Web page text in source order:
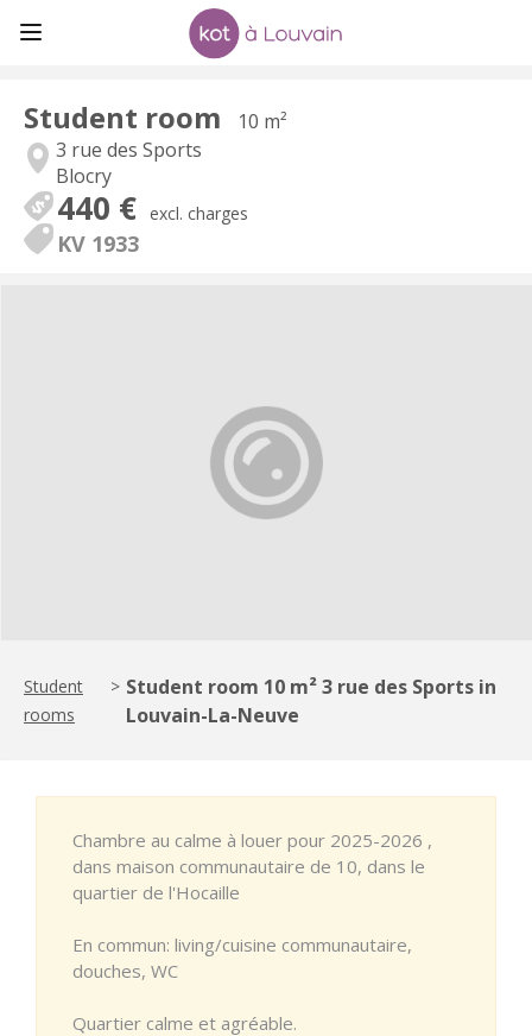
Student room
10 m²
3 rue des Sports
Blocry
440 € excl. charges
KV 1933
Student
rooms
> Student room 10 m² 3 rue des Sports in
Louvain-La-Neuve
Chambre au calme à louer pour 2025-2026 ,
dans maison communautaire de 10, dans le
quartier de l'Hocaille
En commun: living/cuisine communautaire,
douches, WC
Quartier calme et agréable.